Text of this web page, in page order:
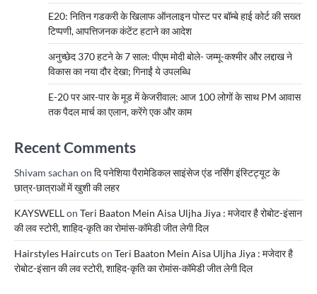
E20: नितिन गडकरी के खिलाफ ऑनलाइन पोस्ट पर बॉम्बे हाई कोर्ट की सख्त
टिप्पणी, आपत्तिजनक कंटेंट हटाने का आदेश
अनुच्छेद 370 हटने के 7 साल: पीएम मोदी बोले- जम्मू-कश्मीर और लद्दाख ने
विकास का नया दौर देखा; गिनाईं ये उपलब्धि
E-20 पर आर-पार के मूड में केजरीवाल: आज 100 लोगों के साथ PM आवास
तक पैदल मार्च का एलान, करेंगे एक और काम
Recent Comments
Shivam sachan on दि पनेशिया पैरामेडिकल साइंसेज एंड नर्सिंग इंस्टिट्यूट के
छात्र-छात्राओं में खुशी की लहर
KAYSWELLon Teri Baaton Mein Aisa Uljha Jiya : मजेदार है रोबोट-इंसान
की लव स्टोरी, शाहिद-कृति का रोमांस-कॉमेडी जीत लेगी दिल
Hairstyles Haircutson Teri Baaton Mein Aisa Uljha Jiya : मजेदार है
रोबोट-इंसान की लव स्टोरी, शाहिद-कृति का रोमांस-कॉमेडी जीत लेगी दिल